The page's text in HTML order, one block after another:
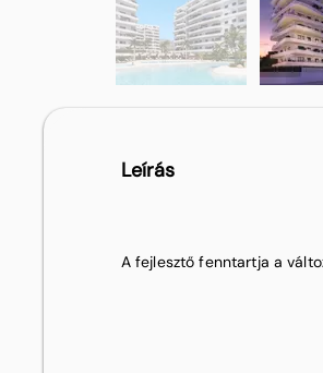
Leírás
A fejlesztő fenntartja a